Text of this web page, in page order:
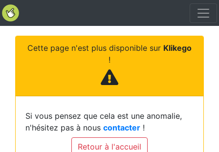
Cette page n'est plus disponible sur Klikego
!
Si vous pensez que cela est une anomalie,
n'hésitez pas à nous contacter !
Retour à l'accueil